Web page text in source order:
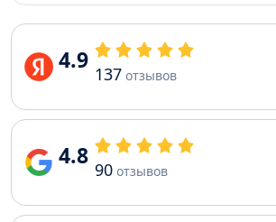
4.9 137 отзывов
4.8 90 отзывов